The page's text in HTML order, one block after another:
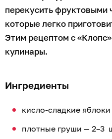
перекусить фруктовыми
которые легко
Этим рецептом с
кулинары.
Ингредиенты
кисло-сладкие
плотные груши — 2–3